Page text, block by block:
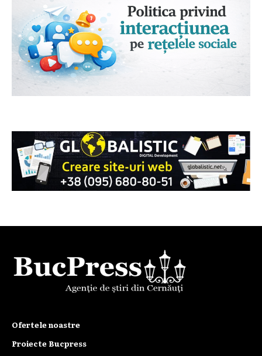
Ofertele noastre
Proiecte Bucpress